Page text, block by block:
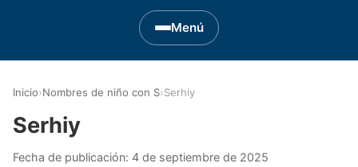
Menú
Inicio›Nombres de niño con S›Serhiy
Serhiy
Fecha de publicación: 4 de septiembre de 2025